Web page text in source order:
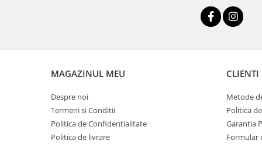
MAGAZINUL MEU
Despre noi
Termeni si Conditii
Politica de Confidentialitate
Politica de livrare
CLIENTI
Metode
Politica
Garantia
Formular